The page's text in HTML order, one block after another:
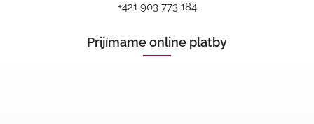
+421 903 773 184
Prijímame online platby